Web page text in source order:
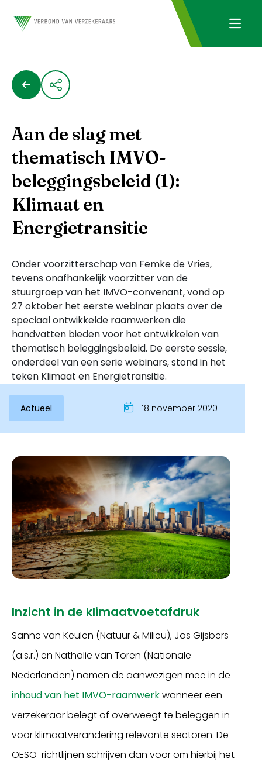
Aan de slag met
thematisch IMVO-
beleggingsbeleid (1):
Klimaat en
Energietransitie
Onder voorzitterschap van Femke de Vries,
tevens onafhankelijk voorzitter van de
stuurgroep van het IMVO-convenant, vond op
27 oktober het eerste webinar plaats over de
speciaal ontwikkelde raamwerken die
handvatten bieden voor het ontwikkelen van
thematisch beleggingsbeleid. De eerste sessie,
onderdeel van een serie webinars, stond in het
teken Klimaat en Energietransitie.
Actueel 18 november 2020
Inzicht in de klimaatvoetafdruk
Sanne van Keulen (Natuur & Milieu), Jos Gijsbers
(a.s.r.) en Nathalie van Toren (Nationale
Nederlanden) namen de aanwezigen mee in de
inhoud van het IMVO-raamwerkwanneer een
verzekeraar belegt of overweegt te beleggen in
voor klimaatverandering relevante sectoren. De
OESO-richtlijnen schrijven dan voor om hierbij het